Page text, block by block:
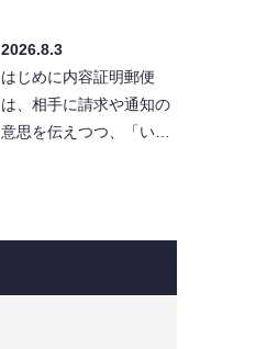
と「…
2026.8.3
はじめに内容証明郵便
は、相手に請求や通知の
意思を伝えつつ、「い